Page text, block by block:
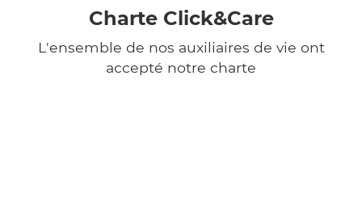
Charte Click&Care
L'ensemble de nos auxiliaires de vie ont
accepté notre charte